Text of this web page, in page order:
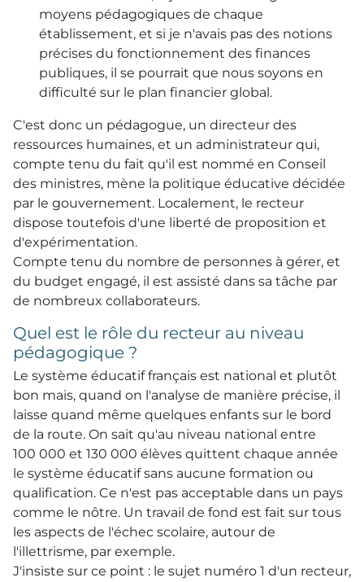
moyens pédagogiques de chaque
établissement, et si je n'avais pas des notions
précises du fonctionnement des finances
publiques, il se pourrait que nous soyons en
difficulté sur le plan financier global.
C'est donc un pédagogue, un directeur des
ressources humaines, et un administrateur qui,
compte tenu du fait qu'il est nommé en Conseil
des ministres, mène la politique éducative décidée
par le gouvernement. Localement, le recteur
dispose toutefois d'une liberté de proposition et
d'expérimentation.
Compte tenu du nombre de personnes à gérer, et
du budget engagé, il est assisté dans sa tâche par
de nombreux collaborateurs.
Quel est le rôle du recteur au niveau
pédagogique ?
Le système éducatif français est national et plutôt
bon mais, quand on l'analyse de manière précise, il
laisse quand même quelques enfants sur le bord
de la route. On sait qu'au niveau national entre
100 000 et 130 000 élèves quittent chaque année
le système éducatif sans aucune formation ou
qualification. Ce n'est pas acceptable dans un pays
comme le nôtre. Un travail de fond est fait sur tous
les aspects de l'échec scolaire, autour de
l'illettrisme, par exemple.
J'insiste sur ce point : le sujet numéro 1 d'un recteur,